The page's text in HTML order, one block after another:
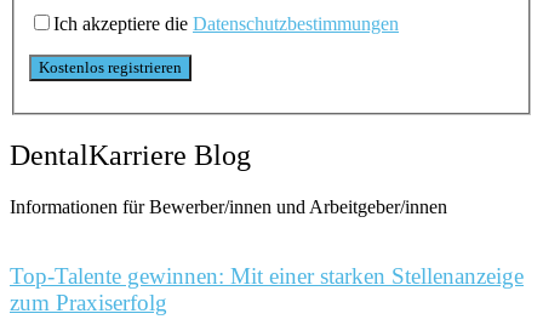
Ich akzeptiere die Datenschutzbestimmungen
DentalKarriere Blog
Informationen für Bewerber/innen und Arbeitgeber/innen
Top-Talente gewinnen: Mit einer starken Stellenanzeige
zum Praxiserfolg